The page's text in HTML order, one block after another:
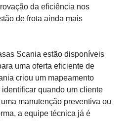
da eficiência nos
de frota ainda mais
Scania estão disponíveis
uma oferta eficiente de
criou um mapeamento
quando um cliente
manutenção preventiva ou
a equipe técnica já é